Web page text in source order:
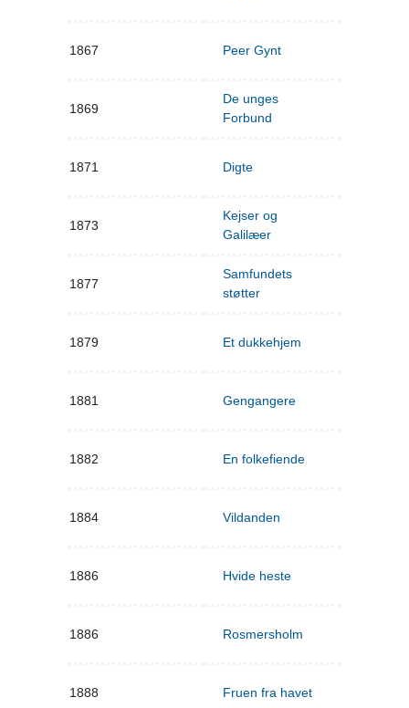
1867 Peer Gynt
1869
De unges
Forbund
1871 Digte
1873
Kejser og
Galilæer
1877
Samfundets
støtter
1879 Et dukkehjem
1881 Gengangere
1882 En folkefiende
1884 Vildanden
1886 Hvide heste
1886 Rosmersholm
1888 Fruen fra havet